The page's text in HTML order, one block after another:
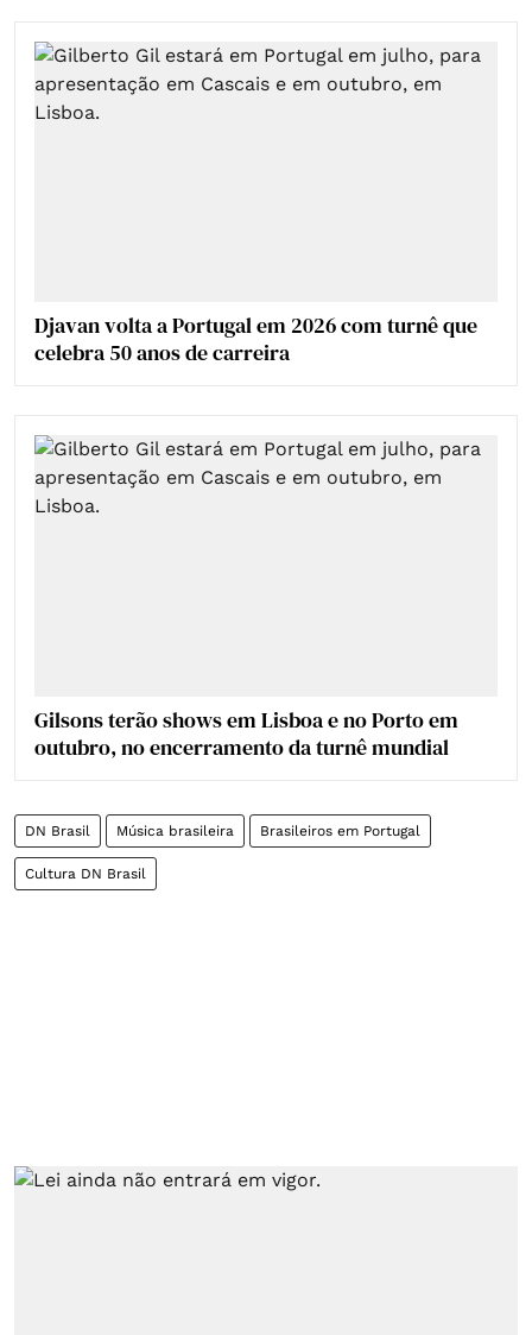
Djavan volta a Portugal em 2026 com turnê que
celebra 50 anos de carreira
Gilsons terão shows em Lisboa e no Porto em
outubro, no encerramento da turnê mundial
DN Brasil Música brasileira Brasileiros em Portugal
Cultura DN Brasil